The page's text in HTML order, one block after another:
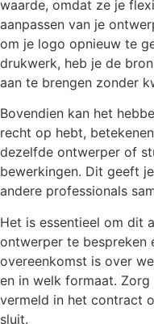
waarde, omdat ze je
aanpassen van je
om je logo opnieuw te
drukwerk, heb je de
aan te brengen zonder
Bovendien kan het
recht op hebt,
dezelfde ontwerper of
bewerkingen. Dit geeft
andere professionals
Het is essentieel om dit
ontwerper te bespreken
overeenkomst is over
en in welk formaat.
vermeld in het contract
sluit.